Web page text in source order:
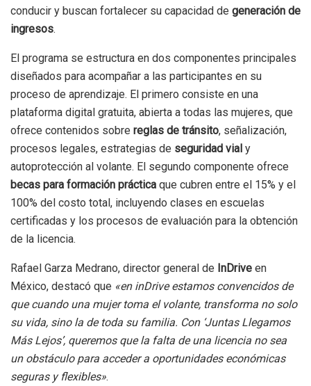
conducir y buscan fortalecer su capacidad de generación de
ingresos.
El programa se estructura en dos componentes principales
diseñados para acompañar a las participantes en su
proceso de aprendizaje. El primero consiste en una
plataforma digital gratuita, abierta a todas las mujeres, que
ofrece contenidos sobre reglas de tránsito, señalización,
procesos legales, estrategias de seguridad vial y
autoprotección al volante. El segundo componente ofrece
becas para formación práctica que cubren entre el 15% y el
100% del costo total, incluyendo clases en escuelas
certificadas y los procesos de evaluación para la obtención
de la licencia.
Rafael Garza Medrano, director general de InDrive en
México, destacó que «en inDrive estamos convencidos de
que cuando una mujer toma el volante, transforma no solo
su vida, sino la de toda su familia. Con ‘Juntas Llegamos
Más Lejos’, queremos que la falta de una licencia no sea
un obstáculo para acceder a oportunidades económicas
seguras y flexibles».